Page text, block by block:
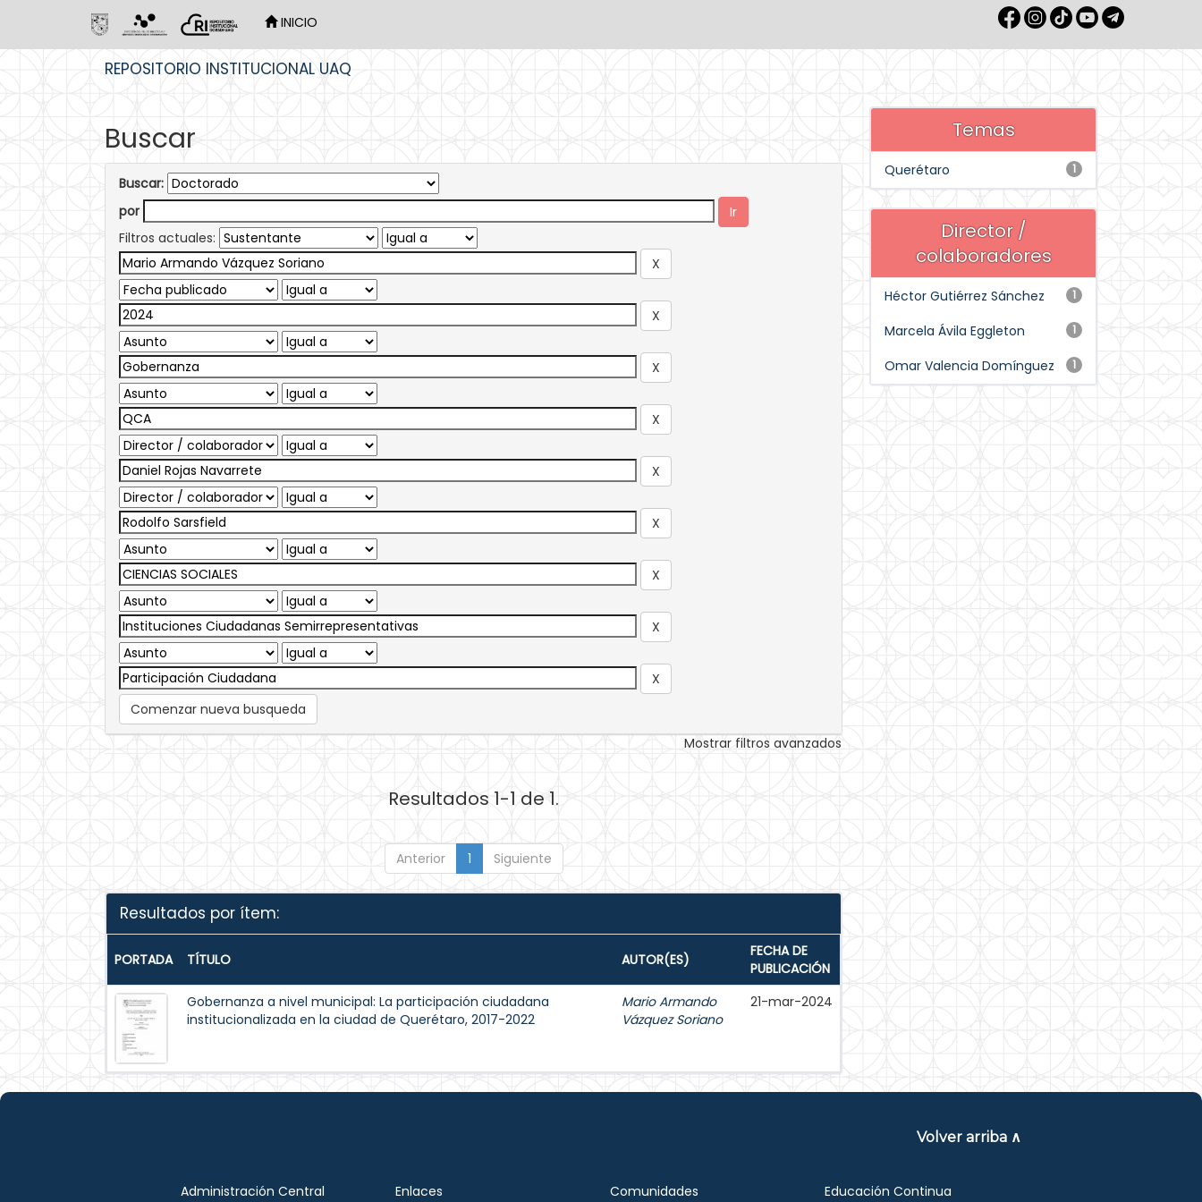
INICIO
REPOSITORIO INSTITUCIONAL UAQ
Buscar
Buscar:
por
Filtros actuales:
Comenzar nueva busqueda
Mostrar filtros avanzados
Resultados 1-1 de 1.
Anterior 1 Siguiente
Resultados por ítem:
PORTADA TÍTULO AUTOR(ES)
FECHA DE
PUBLICACIÓN
Gobernanza a nivel municipal: La participación ciudadana
institucionalizada en la ciudad de Querétaro, 2017-2022
Mario Armando
Vázquez Soriano
21-mar-2024
Temas
1
Querétaro
Director /
colaboradores
1
Héctor Gutiérrez Sánchez
1
Marcela Ávila Eggleton
1
Omar Valencia Domínguez
Volver arriba ∧
Administración Central Enlaces Comunidades Educación Continua